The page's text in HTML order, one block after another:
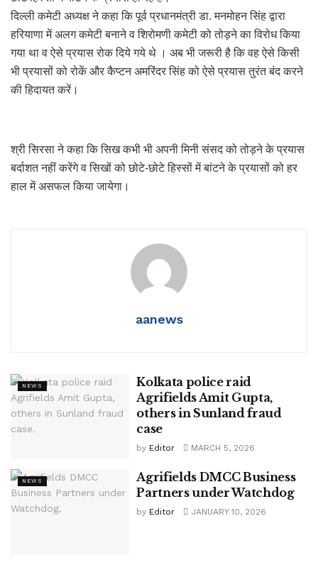
दिल्ली कमेटी अध्यक्ष ने कहा कि पूर्व प्रधानमंत्री डा. मनमोहन सिंह द्वारा
हरियाणा में अलग कमेटी बनाने व शिरोमणी कमेटी को तोड़ने का विरोध किया
गया था व ऐसे प्रयास रोक दिये गये थे । अब भी जरूरी है कि वह ऐसे किसी
भी प्रयासों को रोकें और कैप्टन अमरिंदर सिंह को ऐसे प्रयास तुरंत बंद करने
की हिदायत करें।
श्री सिरसा ने कहा कि सिख कभी भी अपनी मिनी संसद को तोड़ने के प्रयास
बर्दाशत नहीं करेंगे व सिखों को छोटे-छोटे हिस्सों में बांटने के प्रयासों को हर
हाल में असफल किया जायेगा।
aanews
NEWS
Kolkata police raid
Agrifields Amit Gupta,
others in Sunland fraud
case
by Editor MARCH 5, 2026
NEWS
Agrifields DMCC Business
Partners under Watchdog
by Editor JANUARY 10, 2026